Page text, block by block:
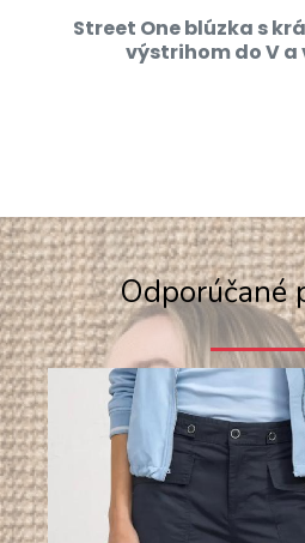
Street One blúzka s
výstrihom do V
Odporúčané